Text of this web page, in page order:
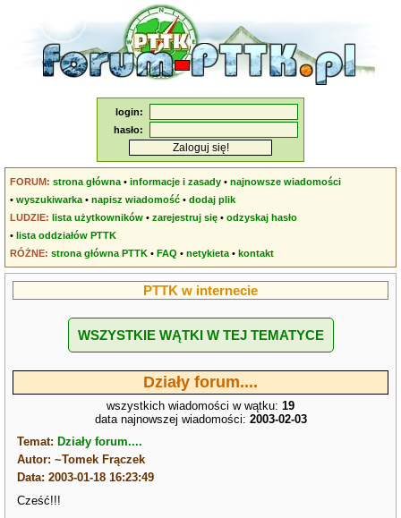
login:
hasło:
FORUM: strona główna •informacje i zasady •najnowsze wiadomości
•wyszukiwarka •napisz wiadomość •dodaj plik
LUDZIE: lista użytkowników •zarejestruj się •odzyskaj hasło
•lista oddziałów PTTK
RÓŻNE: strona główna PTTK •FAQ •netykieta •kontakt
PTTK w internecie
WSZYSTKIE WĄTKI W TEJ TEMATYCE
Działy forum....
wszystkich wiadomości w wątku: 19
data najnowszej wiadomości: 2003-02-03
Temat: Działy forum....
Autor: ~Tomek Frączek
Data: 2003-01-18 16:23:49
Cześć!!!